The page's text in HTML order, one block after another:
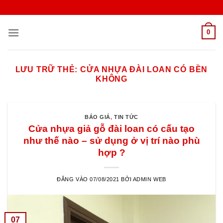
nội
0
LƯU TRỮ THẺ:CỬA NHỰA ĐÀI LOAN CÓ BỀN
KHÔNG
BÁO GIÁ,TIN TỨC
Cửa nhựa giả gỗ đài loan có cấu tạo
như thế nào – sử dụng ở vị trí nào phù
hợp ?
ĐĂNG VÀO07/08/2021 BỞI ADMIN WEB
07